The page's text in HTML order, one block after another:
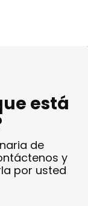
está
de
y
por usted